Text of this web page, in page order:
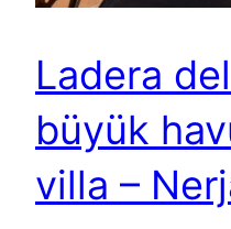
Ladera
büyük
villa –